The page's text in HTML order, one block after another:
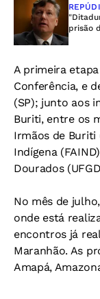
prisão
A primeira
Conferência, e
(SP); junto aos
Buriti, entre os
Irmãos de Buriti
Indígena
Dourados
No mês de
onde está
encontros já
Maranhão. As
Amapá,